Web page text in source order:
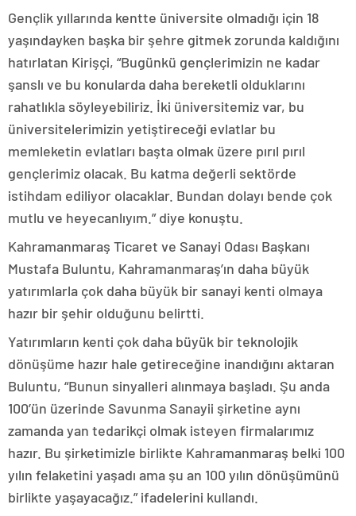
Gençlik yıllarında kentte üniversite olmadığı için 18
yaşındayken başka bir şehre gitmek zorunda kaldığını
hatırlatan Kirişçi, “Bugünkü gençlerimizin ne kadar
şanslı ve bu konularda daha bereketli olduklarını
rahatlıkla söyleyebiliriz. İki üniversitemiz var, bu
üniversitelerimizin yetiştireceği evlatlar bu
memleketin evlatları başta olmak üzere pırıl pırıl
gençlerimiz olacak. Bu katma değerli sektörde
istihdam ediliyor olacaklar. Bundan dolayı bende çok
mutlu ve heyecanlıyım.” diye konuştu.
Kahramanmaraş Ticaret ve Sanayi Odası Başkanı
Mustafa Buluntu, Kahramanmaraş’ın daha büyük
yatırımlarla çok daha büyük bir sanayi kenti olmaya
hazır bir şehir olduğunu belirtti.
Yatırımların kenti çok daha büyük bir teknolojik
dönüşüme hazır hale getireceğine inandığını aktaran
Buluntu, “Bunun sinyalleri alınmaya başladı. Şu anda
100’ün üzerinde Savunma Sanayii şirketine aynı
zamanda yan tedarikçi olmak isteyen firmalarımız
hazır. Bu şirketimizle birlikte Kahramanmaraş belki 100
yılın felaketini yaşadı ama şu an 100 yılın dönüşümünü
birlikte yaşayacağız.” ifadelerini kullandı.